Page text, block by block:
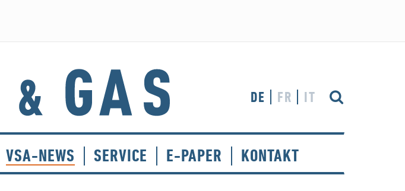
DE FR IT
VSA-NEWS SERVICE E-PAPER KONTAKT